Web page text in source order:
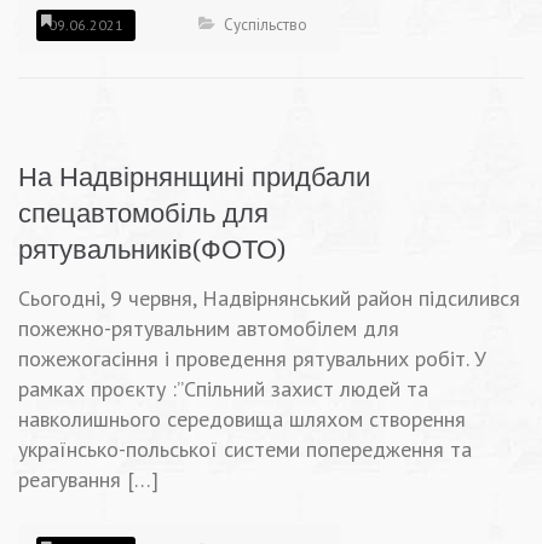
09.06.2021 Суспільство
На Надвірнянщині придбали
спецавтомобіль для
рятувальників(ФОТО)
Сьогодні, 9 червня, Надвірнянський район підсилився
пожежно-рятувальним автомобілем для
пожежогасіння і проведення рятувальних робіт. У
рамках проєкту :”Спільний захист людей та
навколишнього середовища шляхом створення
українсько-польської системи попередження та
реагування […]